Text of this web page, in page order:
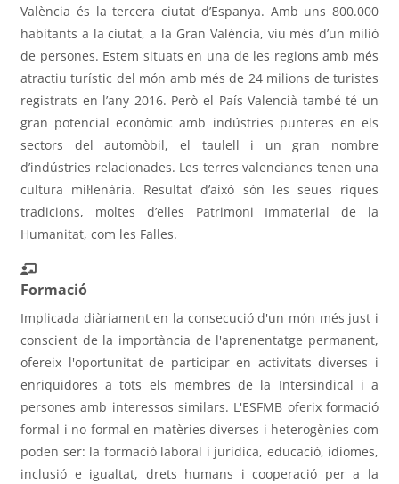
València és la tercera ciutat d’Espanya. Amb uns 800.000
habitants a la ciutat, a la Gran València, viu més d’un milió
de persones. Estem situats en una de les regions amb més
atractiu turístic del món amb més de 24 milions de turistes
registrats en l’any 2016. Però el País Valencià també té un
gran potencial econòmic amb indústries punteres en els
sectors del automòbil, el taulell i un gran nombre
d’indústries relacionades. Les terres valencianes tenen una
cultura mil·lenària. Resultat d’això són les seues riques
tradicions, moltes d’elles Patrimoni Immaterial de la
Humanitat, com les Falles.
Formació
Implicada diàriament en la consecució d'un món més just i
conscient de la importància de l'aprenentatge permanent,
ofereix l'oportunitat de participar en activitats diverses i
enriquidores a tots els membres de la Intersindical i a
persones amb interessos similars. L'ESFMB oferix formació
formal i no formal en matèries diverses i heterogènies com
poden ser: la formació laboral i jurídica, educació, idiomes,
inclusió e igualtat, drets humans i cooperació per a la